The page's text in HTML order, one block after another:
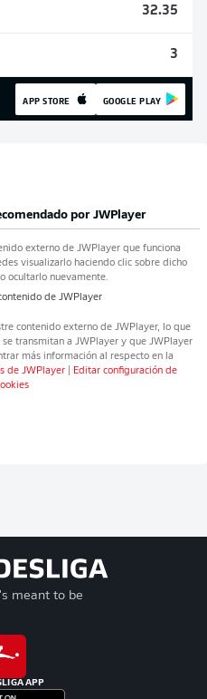
32.35
3
APP STORE GOOGLE PLAY
por JWPlayer
externo de JWPlayerque funciona
visualizarlo haciendo clic sobre dicho
ocultarlo nuevamente.
de JWPlayer
contenido externo de JWPlayer, lo que
transmitan a JWPlayery que JWPlayer
más información al respecto en la
de JWPlayer
Editar configuración de
meant to be
APP